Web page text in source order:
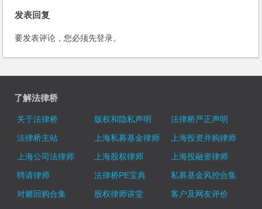
发表回复
要发表评论，您必须先登录。
了解法律桥
关于法律桥 版权和隐私声明
法律桥严正声明
法律桥主站
上海私募基金律师
上海投资并购律师
上海公司法律师
上海股权律师
上海投融资律师
聘请律师
法律桥PE宝典
私募基金风控合集
对赌回购合集
股权律师讲堂
客户及网友评价